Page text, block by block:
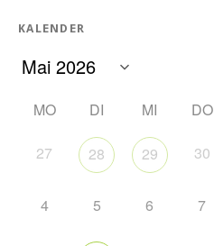
KALENDER
MO DI MI DO
27 28 29 30
4 5 6 7